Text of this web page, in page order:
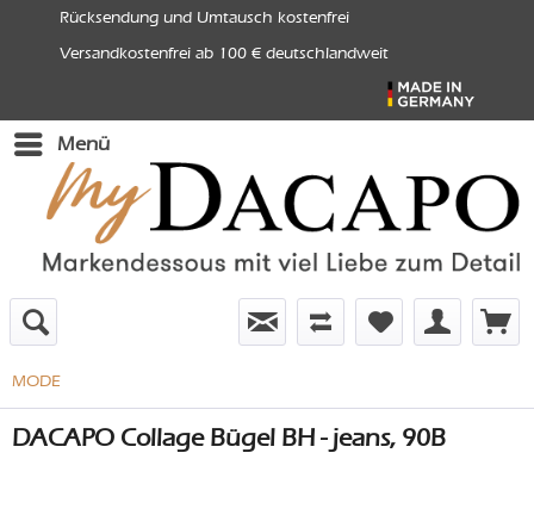
Rücksendung und Umtausch kostenfrei
Versandkostenfrei ab 100 € deutschlandweit
Menü
MODE
DACAPO Collage Bügel BH - jeans, 90B